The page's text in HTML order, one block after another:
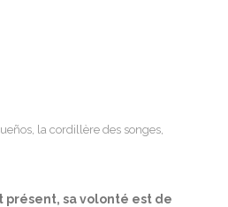
la cordillère des songes
présent, sa volonté est de